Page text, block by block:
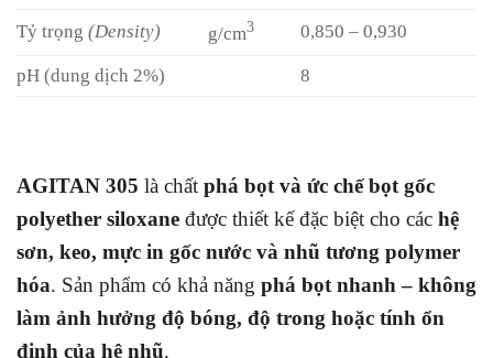
Tỷ trọng (Density) g/cm3 0,850 – 0,930
pH (dung dịch 2%) 8
AGITAN 305 là chất phá bọt và ức chế bọt gốc
polyether siloxane được thiết kế đặc biệt cho các hệ
sơn, keo, mực in gốc nước và nhũ tương polymer
hóa. Sản phẩm có khả năng phá bọt nhanh – không
làm ảnh hưởng độ bóng, độ trong hoặc tính ổn
định của hệ nhũ.